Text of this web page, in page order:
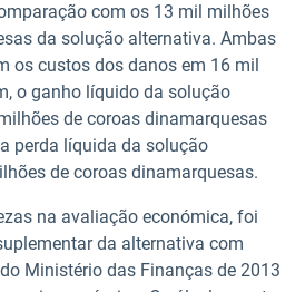
com os 13 mil milhões
da solução alternativa. Ambas
os custos dos danos em 16 mil
o ganho líquido da solução
de coroas dinamarquesas
perda líquida da solução
de coroas dinamarquesas.
na avaliação económica, foi
da alternativa com
Ministério das Finanças de 2013